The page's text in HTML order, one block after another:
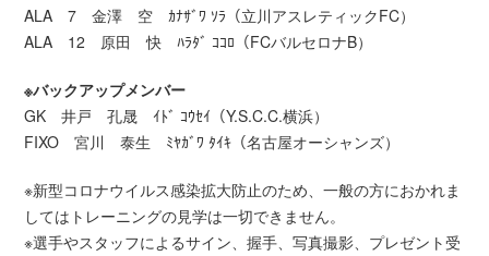
ALA 7 金澤 空 ｶﾅｻﾞﾜ ｿﾗ（立川アスレティックFC）
ALA 12 原田 快 ﾊﾗﾀﾞ ｺｺﾛ（FCバルセロナB）
※バックアップメンバー
GK 井戸 孔晟 ｲﾄﾞ ｺｳｾｲ（Y.S.C.C.横浜）
FIXO 宮川 泰生 ﾐﾔｶﾞﾜ ﾀｲｷ（名古屋オーシャンズ）
※新型コロナウイルス感染拡大防止のため、一般の方におかれま
してはトレーニングの見学は一切できません。
※選手やスタッフによるサイン、握手、写真撮影、プレゼント受